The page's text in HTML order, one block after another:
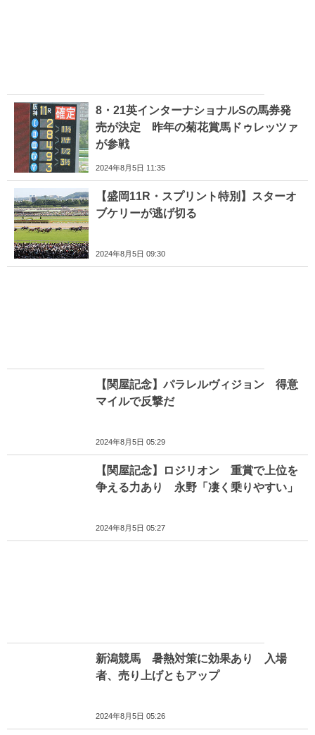
8・21英インターナショナルSの馬券発
売が決定 昨年の菊花賞馬ドゥレッツァ
が参戦
2024年8月5日 11:35
【盛岡11R・スプリント特別】スターオ
ブケリーが逃げ切る
2024年8月5日 09:30
【関屋記念】パラレルヴィジョン 得意
マイルで反撃だ
2024年8月5日 05:29
【関屋記念】ロジリオン 重賞で上位を
争える力あり 永野「凄く乗りやすい」
2024年8月5日 05:27
新潟競馬 暑熱対策に効果あり 入場
者、売り上げともアップ
2024年8月5日 05:26